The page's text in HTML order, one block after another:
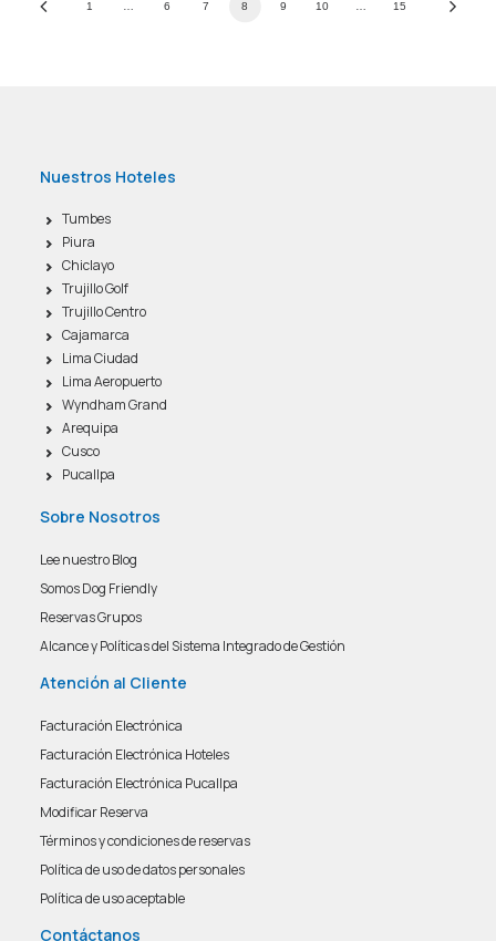
1 6 7 8 9 10 15
Nuestros Hoteles
Tumbes
Piura
Chiclayo
Trujillo Golf
Trujillo Centro
Cajamarca
Lima Ciudad
Lima Aeropuerto
Wyndham Grand
Arequipa
Cusco
Pucallpa
Sobre Nosotros
Lee nuestro Blog
Somos Dog Friendly
Reservas Grupos
Alcance y Políticas del Sistema Integrado de Gestión
Atención al Cliente
Facturación Electrónica
Facturación Electrónica Hoteles
Facturación Electrónica Pucallpa
Modificar Reserva
Términos y condiciones de reservas
Política de uso de datos personales
Política de uso aceptable
Contáctanos